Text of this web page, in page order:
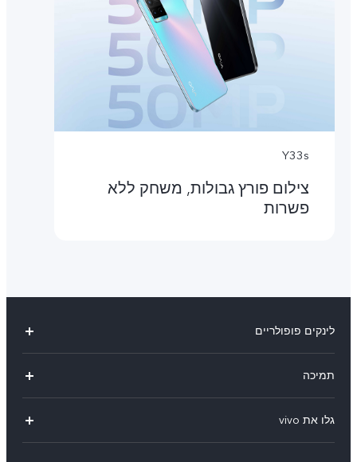
Y33s
צילום פורץ גבולות, משחק ללא
פשרות
לינקים פופולריים
Y36
Y76 5G
תמיכה
עדכון מערכת
גלו את vivo